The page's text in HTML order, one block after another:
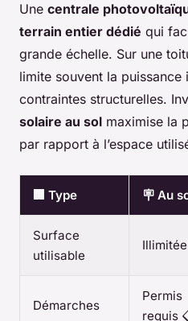
Une centrale
terrain entier dédié qui
grande échelle. Sur une
limite souvent la
contraintes structurelles.
solaire au sol maximise la
par rapport à l’espace
🏢 Type 🪧 Au
Surface
utilisable
Démarches
Permis
requis